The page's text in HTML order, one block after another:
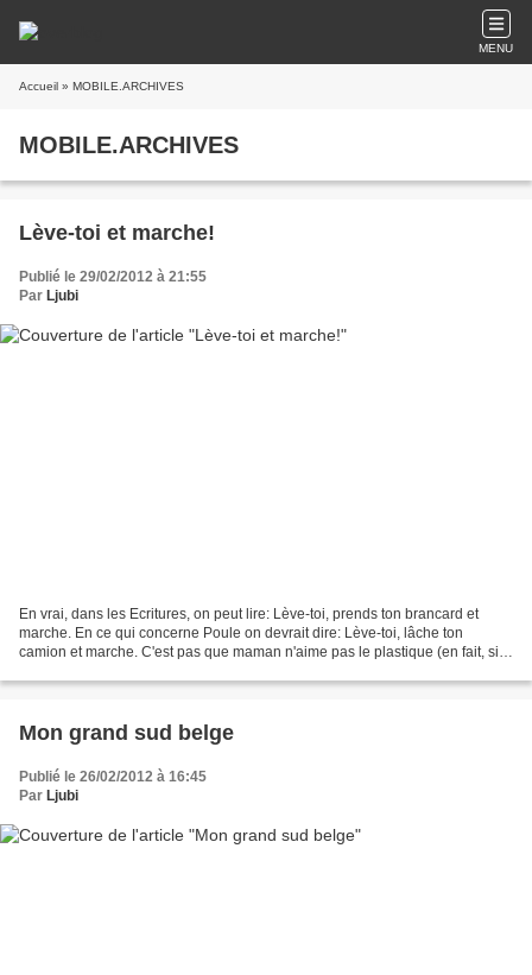
MENU
Accueil » MOBILE.ARCHIVES
MOBILE.ARCHIVES
Lève-toi et marche!
Publié le 29/02/2012 à 21:55
Par Ljubi
En vrai, dans les Ecritures, on peut lire: Lève-toi, prends ton brancard et
marche. En ce qui concerne Poule on devrait dire: Lève-toi, lâche ton
camion et marche. C'est pas que maman n'aime pas le plastique (en fait, si,
Mon grand sud belge
Publié le 26/02/2012 à 16:45
Par Ljubi